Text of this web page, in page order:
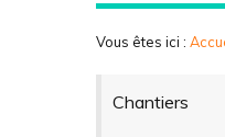
Vous êtes ici :
Chantiers